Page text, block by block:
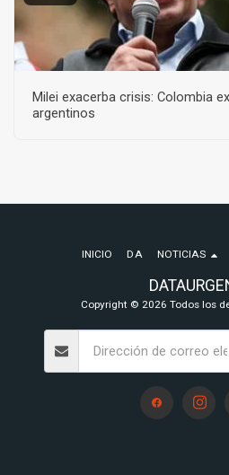
Milei exacerba crisis: Colombia
argentinos
Copyright © 2026 Todos los
INICIO DA NOTICIAS